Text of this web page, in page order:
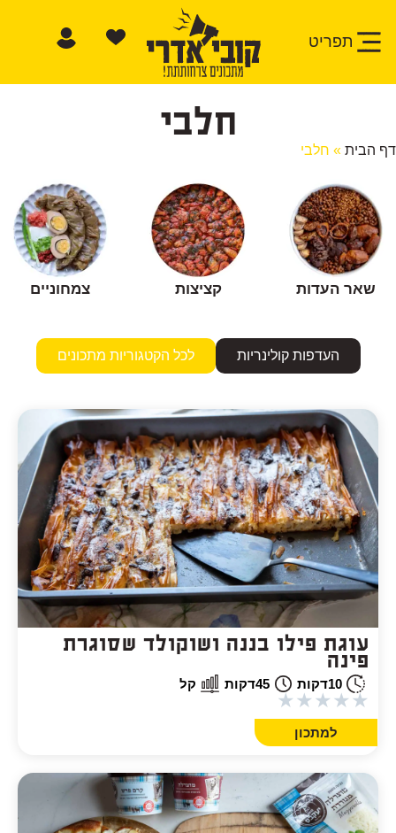
תפריט
חלבי
דף הבית » חלבי
שאר העדות קציצות צמחוניים
העדפות קולינריות לכל הקטגוריות מתכונים
עוגת פילו בננה ושוקולד שסוגרת
פינה
10דקות 45דקות קל
★
★
★
★
★
למתכון